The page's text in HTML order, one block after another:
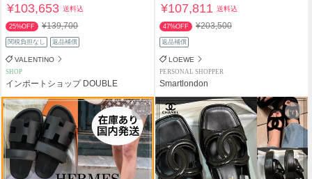
¥103,653送料込
25%OFF ¥139,700
関税負担なし 返品補償
VALENTINO
SHOP
インポートショップ DOUBLE
¥107,811送料込
47%OFF ¥203,500
返品補償
LOEWE
PERSONAL SHOPPER
Smartlondon